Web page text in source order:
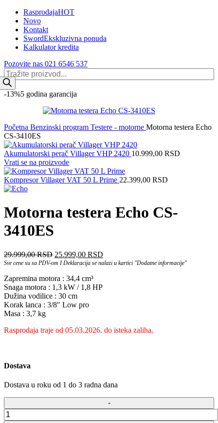
RasprodajaHOT
Novo
Kontakt
SwordEkskluzivna ponuda
Kalkulator kredita
Pozovite nas 021 6546 537
Products
search
-13%5 godina garancija
Početna Benzinski program Testere - motorne Motorna testera Echo
CS-3410ES
Akumulatorski perač Villager VHP 2420 10.999,00 RSD
Vrati se na proizvode
Kompresor Villager VAT 50 L Prime 22.399,00 RSD
Motorna testera Echo CS-
3410ES
29.999,00RSD Оригинална
цена
била:
29.999,00 RSD.
25.999,00 RSD
цена
Sve cene su sa PDV-om I Deklaracija se nalazi u kartici "Dodatne informacije"
Zapremina motora : 34,4 cm³
Snaga motora : 1,3 kW / 1,8 HP
Dužina vodilice : 30 cm
Korak lanca : 3/8″ Low pro
Masa : 3,7 kg
Rasprodaja traje od 05.03.2026. do isteka zaliha.
Dostava
Dostava u roku od 1 do 3 radna dana
Motorna